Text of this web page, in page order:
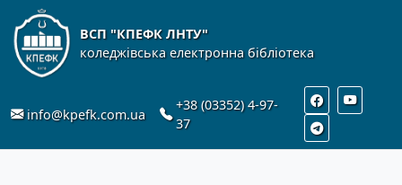
ВСП "КПЕФК ЛНТУ"
коледжівська електронна бібліотека
info@kpefk.com.ua
+38 (03352) 4-97-
37